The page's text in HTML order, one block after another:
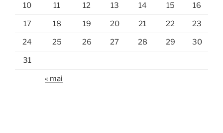
10 11 12 13 14 15 16
17 18 19 20 21 22 23
24 25 26 27 28 29 30
31
« mai